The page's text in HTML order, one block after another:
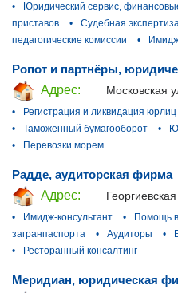
•
Юридический сервис,
приставов
• Судебная
педагогические комиссии
•
Ропот и партнёры,
Адрес:
Московская
•
Регистрация и ликвидация юрлиц
•
Таможенный бумагооборот •
•
Перевозки морем
Радде, аудиторская фирма
Адрес:
•
Имидж-консультант •
Помощь
загранпаспорта
• Аудиторы •
•
Ресторанный консалтинг
Меридиан, юридическая